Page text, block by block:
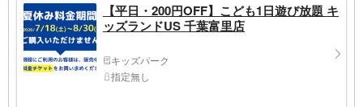
【平日・200円OFF】こども1日遊び放題 キ
ッズランドUS 千葉富里店
キッズパーク
指定無し